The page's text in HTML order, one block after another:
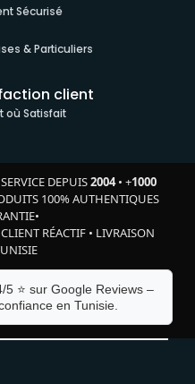
Sécurisé
& Particuliers
client
où Satisfait
DEPUIS2004• +1000
100% AUTHENTIQUES
•
RÉACTIF • LIVRAISON
5 ⭐ sur Google Reviews –
en Tunisie.